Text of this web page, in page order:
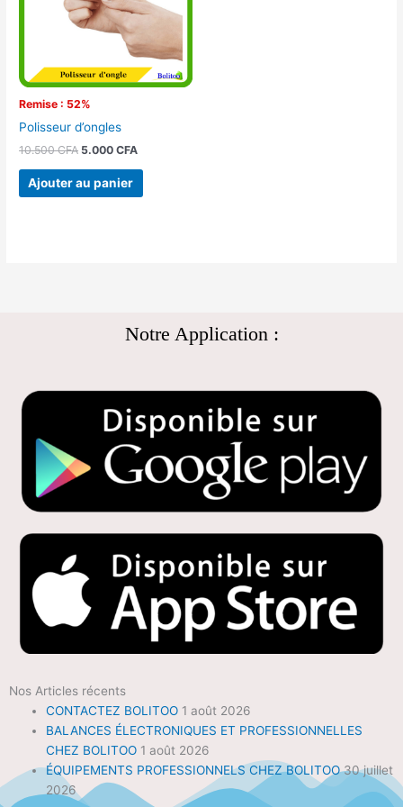
Remise : 52%
Polisseur d’ongles
10.500CFA 5.000CFA
Ajouter au panier
Notre Application :
Nos Articles récents
CONTACTEZ BOLITOO 1 août 2026
BALANCES ÉLECTRONIQUES ET PROFESSIONNELLES
CHEZ BOLITOO 1 août 2026
ÉQUIPEMENTS PROFESSIONNELS CHEZ BOLITOO 30 juillet
2026